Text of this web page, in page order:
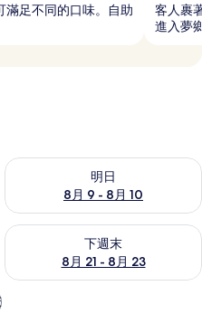
滿足不同的口味。自助
客人裹
進入夢
明日
8月 9 - 8月 10
查看明日 8月 9 - 8月 10的可訂
房
下週末
8月 21 - 8月 23
查看下週末 8月 21 - 8月 23的